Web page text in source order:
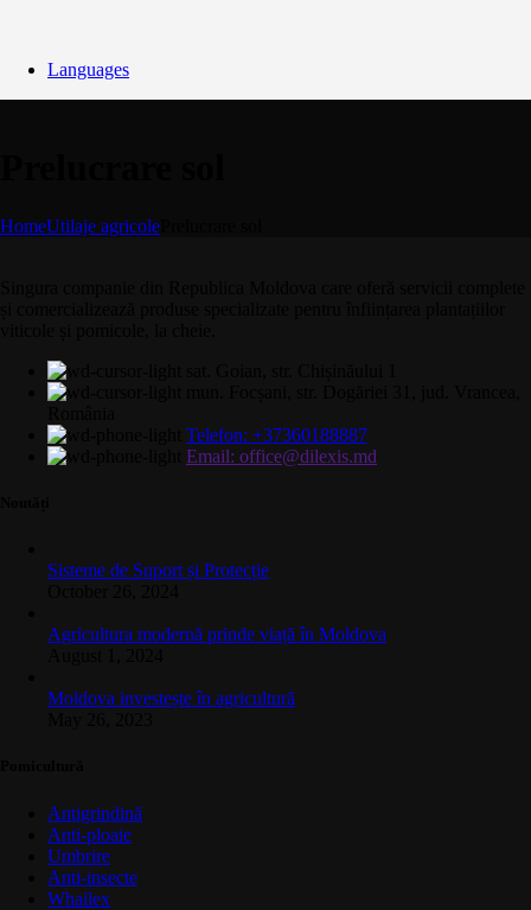
Languages
HomeUtilaje agricole
Telefon: +37360188887
Email: office@dilexis.md
Sisteme de Suport și Protecție
Agricultura modernă prinde viață în Moldova
Moldova investește în agricultură
Antigrindină
Anti-ploaie
Umbrire
Anti-insecte
Whailex